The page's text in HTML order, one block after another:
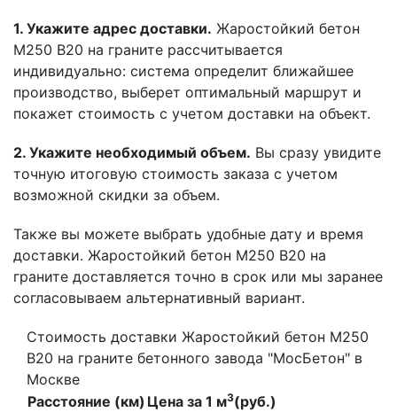
1. Укажите адрес доставки. Жаростойкий бетон
М250 В20 на граните рассчитывается
индивидуально: система определит ближайшее
производство, выберет оптимальный маршрут и
покажет стоимость с учетом доставки на объект.
2. Укажите необходимый объем. Вы сразу увидите
точную итоговую стоимость заказа с учетом
возможной скидки за объем.
Также вы можете выбрать удобные дату и время
доставки. Жаростойкий бетон М250 В20 на
граните доставляется точно в срок или мы заранее
согласовываем альтернативный вариант.
Стоимость доставки Жаростойкий бетон М250
В20 на граните бетонного завода "МосБетон" в
Москве
Расстояние (км) Цена за 1 м3(руб.)